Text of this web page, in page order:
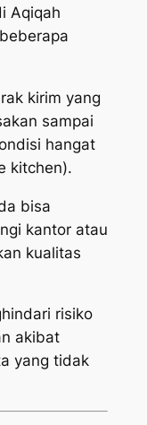
Aqiqah
kirim yang
sampai
hangat
kitchen).
bisa
kantor atau
kualitas
risiko
akibat
yang tidak